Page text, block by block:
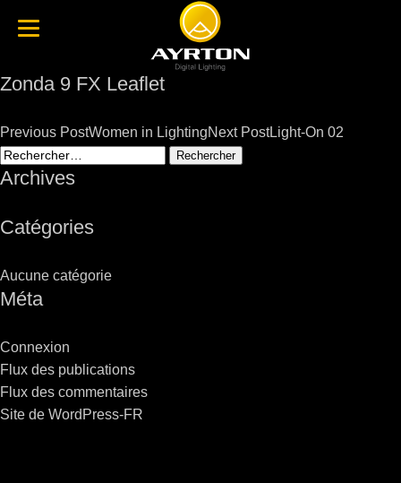
Zonda 9 FX Leaflet
Post
navigation
Previous PostWomen in LightingNext PostLight-On 02
Rechercher :
Archives
Catégories
Aucune catégorie
Méta
Connexion
Flux des publications
Flux des commentaires
Site de WordPress-FR